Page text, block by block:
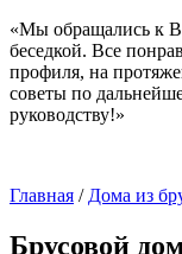
«Мы обращались к
беседкой. Все
профиля, на
советы по
руководству!»
Главная / Дома из
Брусовой